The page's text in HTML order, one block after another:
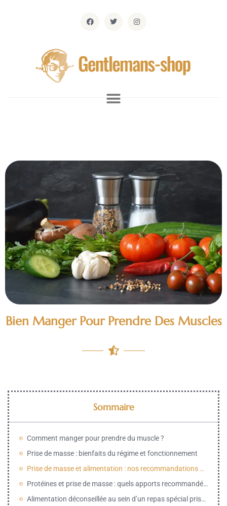
Bien Manger Pour Prendre Des Muscles
Sommaire
Comment manger pour prendre du muscle ?
Prise de masse : bienfaits du régime et fonctionnement
Prise de masse et alimentation : nos recommandations générales
Protéines et prise de masse : quels apports recommandés ?
Alimentation déconseillée au sein d’un repas spécial prise de masse